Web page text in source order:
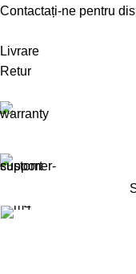
Contactați-ne pentru
Livrare
Retur